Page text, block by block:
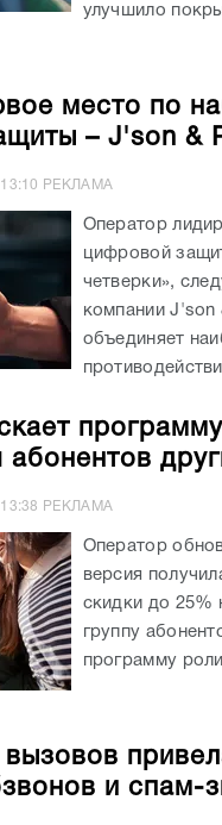
улучшило
место по
– J'son &
13:10 РЕКЛАМА
Оператор
цифровой
четверки»,
компании J'son
объединяет
абонентов
13:38 РЕКЛАМА
Оператор
версия
скидки до 25%
группу
программу
и спам-